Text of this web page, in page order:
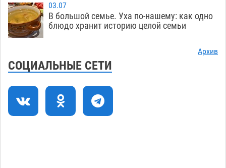
17:09
Астраханский котлован с мусором угрожает
плодородию Харабалинского района
549
16:24
Игорь Редькин проинспектировал
земельного массива для льготников
03.07
В большой семье. Уха по-нашему: как одно
блюдо хранит историю целой семьи
Архив
СОЦИАЛЬНЫЕ СЕТИ